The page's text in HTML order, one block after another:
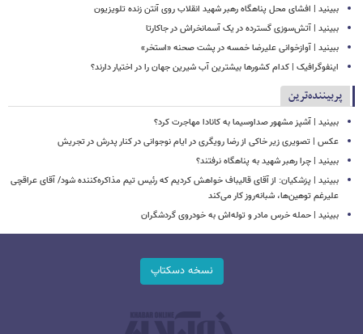
ببینید | افشای محل پناهگاه‌ رهبر شهید انقلاب روی آنتن زنده تلویزیون
ببینید | ​​​​​​​آتش‌سوزی گسترده در یک آسمانخراش در جاکارتا
ببینید | آوازخوانی علیرضا خمسه در پشت صحنه «استخر»
اینفوگرافیک | کدام کشورها بیشترین آب شیرین جهان را در اختیار دارند؟
پربیننده‌ترین
ببینید | آشپز مشهور صداوسیما به کانادا مهاجرت کرد؟
عکس | تصویری زیر خاکی از رضا رویگری در ایام نوجوانی در کنار پدرش در تجریش
ببینید | چرا رهبر شهید به پناهگاه نرفتند؟
ببینید | پزشکیان: از آقای قالیباف خواهش کردیم که رئیس تیم مذاکره‌کننده شود/ آقای عراقچی
علیرغم توهین‌ها، شبانه‌روز کار می‌کند
ببینید | حمله خرس مادر و توله‌اش به خودروی گردشگران
نسخه دسکتاپ